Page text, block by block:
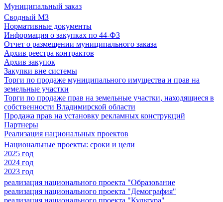
Муниципальный заказ
Сводный МЗ
Нормативные документы
Информация о закупках по 44-ФЗ
Отчет о размещении муниципального заказа
Архив реестра контрактов
Архив закупок
Закупки вне системы
Торги по продаже муниципального имущества и прав на
земельные участки
Торги по продаже прав на земельные участки, находящиеся в
собственности Владимирской области
Продажа прав на установку рекламных конструкций
Партнеры
Реализация национальных проектов
Национальные проекты: сроки и цели
2025 год
2024 год
2023 год
реализация национального проекта "Образование
реализация национального проекта "Демография"
реализация национального проекта "Культура"